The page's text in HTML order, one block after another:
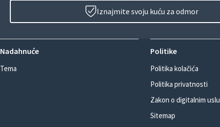
Iznajmite svoju kuću za odmor
Nadahnuće
Tema
Politike
Politika kolačića
Politika privatnosti
Zakon o digitalnim
Sitemap